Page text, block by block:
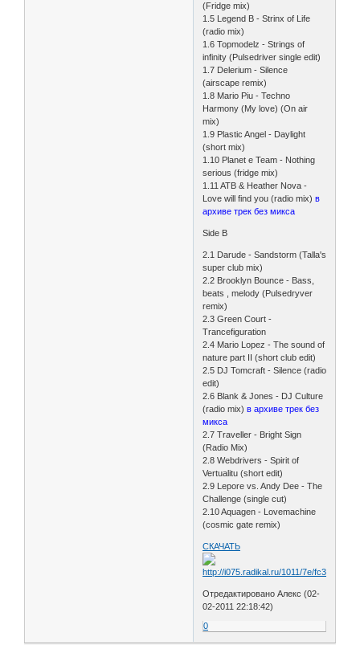
(Fridge mix)
1.5 Legend B - Strinx of Life
(radio mix)
1.6 Topmodelz - Strings of
infinity (Pulsedriver single edit)
1.7 Delerium - Silence
(airscape remix)
1.8 Mario Piu - Techno
Harmony (My love) (On air
mix)
1.9 Plastic Angel - Daylight
(short mix)
1.10 Planet e Team - Nothing
serious (fridge mix)
1.11 ATB & Heather Nova -
Love will find you (radio mix)в
архиве трек без микса
Side B
2.1 Darude - Sandstorm (Talla's
super club mix)
2.2 Brooklyn Bounce - Bass,
beats , melody (Pulsedryver
remix)
2.3 Green Court -
Trancefiguration
2.4 Mario Lopez - The sound of
nature part II (short club edit)
2.5 DJ Tomcraft - Silence (radio
edit)
2.6 Blank & Jones - DJ Culture
(radio mix)в архиве трек без
микса
2.7 Traveller - Bright Sign
(Radio Mix)
2.8 Webdrivers - Spirit of
Vertualitu (short edit)
2.9 Lepore vs. Andy Dee - The
Challenge (single cut)
2.10 Aquagen - Lovemachine
(cosmic gate remix)
СКАЧАТЬ
Отредактировано Алекс (02-
02-2011 22:18:42)
0